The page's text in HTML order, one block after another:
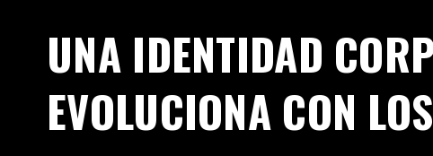
UNA IDENTIDAD
EVOLUCIONA CON